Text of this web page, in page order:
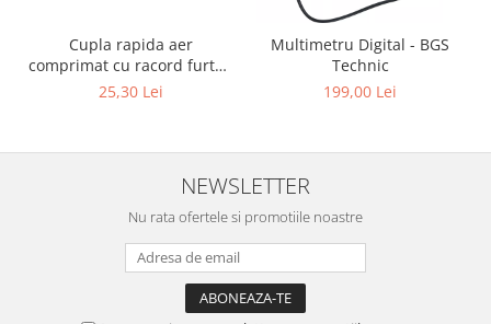
Cupla rapida aer
comprimat cu racord furtun
8 mm (5/16") | SUA / Franta
25,30 Lei
Multimetru Digital - BGS
Technic
199,00 Lei
NEWSLETTER
Nu rata ofertele si promotiile noastre